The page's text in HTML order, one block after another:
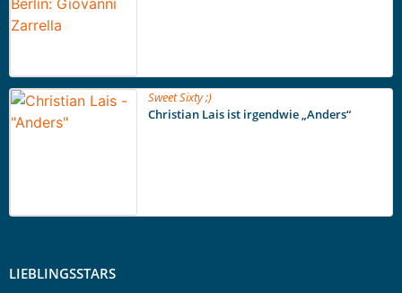
Sweet Sixty ;)
Christian Lais ist irgendwie „Anders“
LIEBLINGSSTARS